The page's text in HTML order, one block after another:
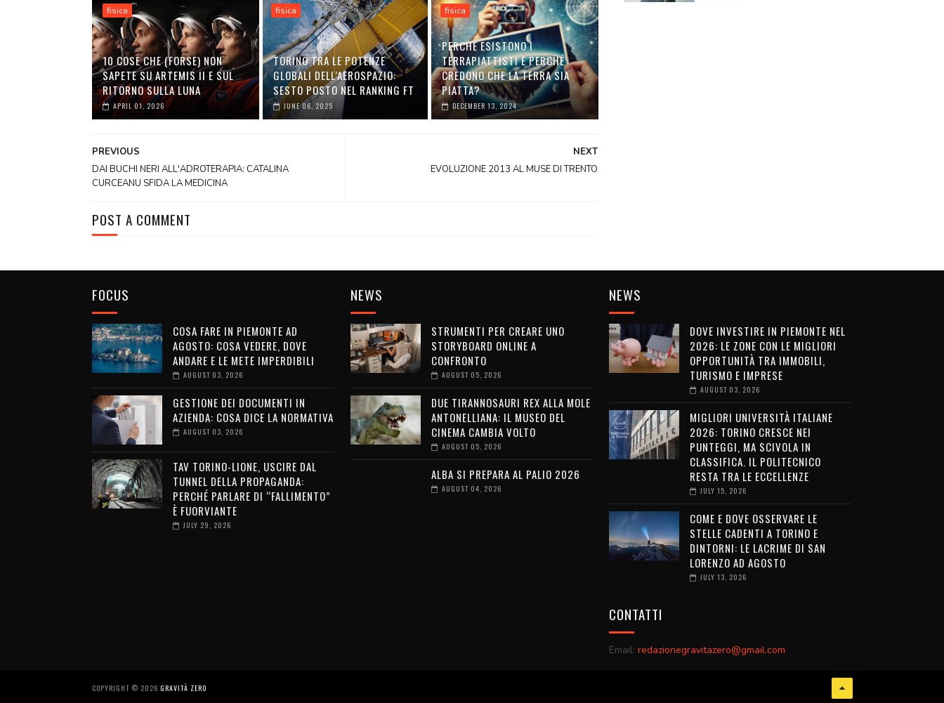
fisica
10 COSE CHE (FORSE) NON
SAPETE SU ARTEMIS II E SUL
RITORNO SULLA LUNA
APRIL 01, 2026
fisica
TORINO TRA LE POTENZE
GLOBALI DELL’AEROSPAZIO:
SESTO POSTO NEL RANKING FT
JUNE 06, 2025
fisica
PERCHÉ ESISTONO I
TERRAPIATTISTI E PERCHÉ
CREDONO CHE LA TERRA SIA
PIATTA?
DECEMBER 13, 2024
NEXT
EVOLUZIONE 2013 AL MUSE DI TRENTO
PREVIOUS
DAI BUCHI NERI ALL'ADROTERAPIA: CATALINA
CURCEANU SFIDA LA MEDICINA
POST A COMMENT
FOCUS
COSA FARE IN PIEMONTE AD
AGOSTO: COSA VEDERE, DOVE
ANDARE E LE METE IMPERDIBILI
AUGUST 03, 2026
GESTIONE DEI DOCUMENTI IN
AZIENDA: COSA DICE LA NORMATIVA
AUGUST 03, 2026
TAV TORINO-LIONE, USCIRE DAL
TUNNEL DELLA PROPAGANDA:
PERCHÉ PARLARE DI “FALLIMENTO”
È FUORVIANTE
JULY 29, 2026
NEWS
STRUMENTI PER CREARE UNO
STORYBOARD ONLINE A
CONFRONTO
AUGUST 05, 2026
DUE TIRANNOSAURI REX ALLA MOLE
ANTONELLIANA: IL MUSEO DEL
CINEMA CAMBIA VOLTO
AUGUST 05, 2026
ALBA SI PREPARA AL PALIO 2026
AUGUST 04, 2026
NEWS
DOVE INVESTIRE IN PIEMONTE NEL
2026: LE ZONE CON LE MIGLIORI
OPPORTUNITÀ TRA IMMOBILI,
TURISMO E IMPRESE
AUGUST 03, 2026
MIGLIORI UNIVERSITÀ ITALIANE
2026: TORINO CRESCE NEI
PUNTEGGI, MA SCIVOLA IN
CLASSIFICA. IL POLITECNICO
RESTA TRA LE ECCELLENZE
JULY 15, 2026
COME E DOVE OSSERVARE LE
STELLE CADENTI A TORINO E
DINTORNI: LE LACRIME DI SAN
LORENZO AD AGOSTO
JULY 13, 2026
CONTATTI
Email: redazionegravitazero@gmail.com
COPYRIGHT © 2026 GRAVITÀ ZERO